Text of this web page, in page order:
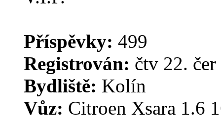
Příspěvky: 499
Registrován: čtv 22.
Bydliště: Kolín
Vůz: Citroen Xsara 1.6